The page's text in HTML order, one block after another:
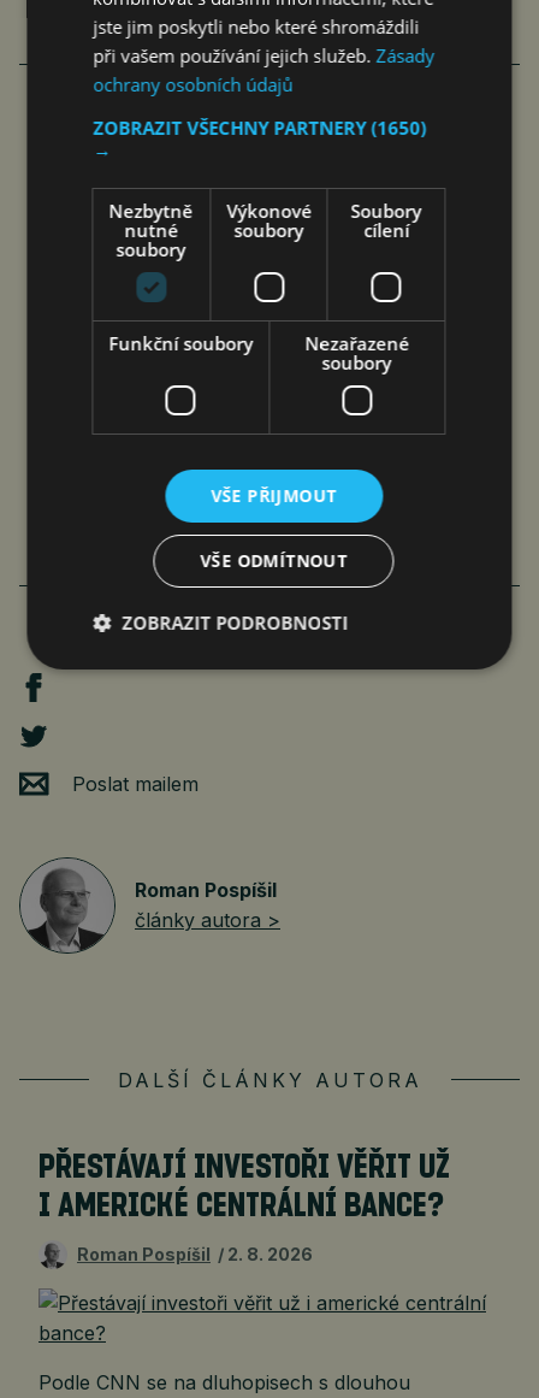
ŠVÉDSKÉ GANGY JSOU I DŮSLEDKEM
NEZVLÁDNUTÉ MIGRACE, PÍŠE
NORSKÝ VEŘEJNOPRÁVNÍ WEB
Roman Pospíšil Komentáře 6. 10. 2023
Poslat mailem
Roman Pospíšil
články autora >
DALŠÍ ČLÁNKY AUTORA
PŘESTÁVAJÍ INVESTOŘI VĚŘIT UŽ
I AMERICKÉ CENTRÁLNÍ BANCE?
Roman Pospíšil 2. 8. 2026
Podle CNN se na dluhopisech s dlouhou
jste jim poskytli nebo které shromáždili
při vašem používání jejich služeb.Zásady
ochrany osobních údajů
ZOBRAZIT VŠECHNY PARTNERY(1650)
→
Nezbytně
nutné
soubory
Výkonové
soubory
Soubory
cílení
Funkční soubory
Nezařazené
soubory
VŠE PŘIJMOUT
VŠE ODMÍTNOUT
ZOBRAZIT PODROBNOSTI